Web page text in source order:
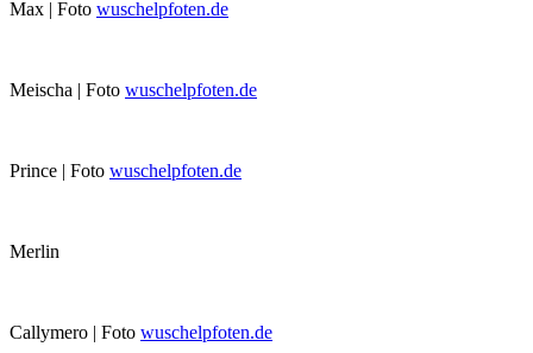
Max | Foto wuschelpfoten.de
Meischa | Foto wuschelpfoten.de
Prince | Foto wuschelpfoten.de
Merlin
Callymero | Foto wuschelpfoten.de